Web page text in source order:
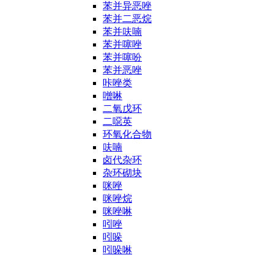
苯并异恶唑
苯并二恶烷
苯并呋喃
苯并噻唑
苯并噻吩
苯并恶唑
咔唑类
噌啉
二氧戊环
二噁英
环氧化合物
呋喃
卤代杂环
杂环砌块
咪唑
咪唑烷
咪唑啉
吲唑
吲哚
吲哚啉